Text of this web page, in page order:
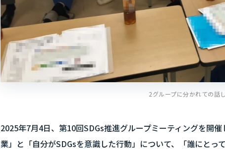
2グループに分かれての話
2025年7月4日、第10回SDGs推進グループミーティングを開
業」と「自分がSDGsを意識した行動」について、「誰にとっ